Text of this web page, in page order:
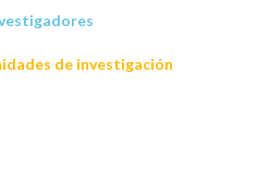
de investigación